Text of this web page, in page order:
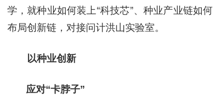
学，就种业如何装上“科技芯”、种业产业链如何
布局创新链，对接问计洪山实验室。
以种业创新
应对“卡脖子”